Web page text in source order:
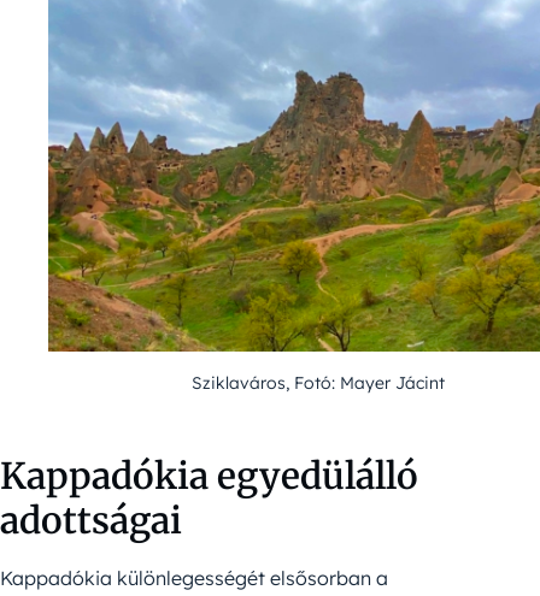
Sziklaváros, Fotó: Mayer Jácint
Kappadókia egyedülálló
adottságai
Kappadókia különlegességét elsősorban a